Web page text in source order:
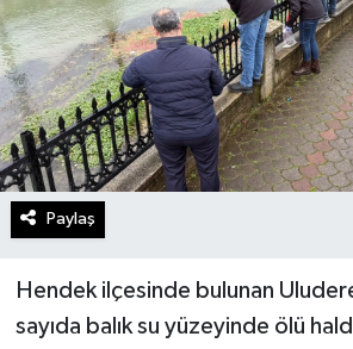
Paylaş
Hendek ilçesinde bulunan
sayıda balık su yüzeyinde ölü